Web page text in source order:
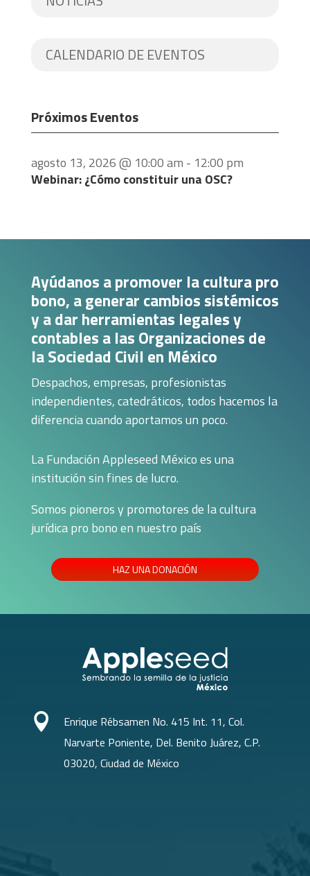
CALENDARIO DE EVENTOS
Próximos Eventos
agosto 13, 2026 @ 10:00 am - 12:00 pm
Webinar: ¿Cómo constituir una OSC?
Ayúdanos a promover la cultura pro
bono, a generar cambios sistémicos
y a dar herramientas legales y
contables a las Organizaciones de
la Sociedad Civil en México
Despachos, empresas, profesionistas
independientes, catedráticos, todos hacemos la
diferencia cuando aportamos un poco.
La Fundación Appleseed México es una
institución sin fines de lucro.
Somos pioneros y promotores de la cultura
jurídica pro bono en nuestro país
HAZ UNA DONACIÓN

Enrique Rébsamen No. 415 Int. 11, Col.
Narvarte Poniente, Del. Benito Juárez, C.P.
03020, Ciudad de México